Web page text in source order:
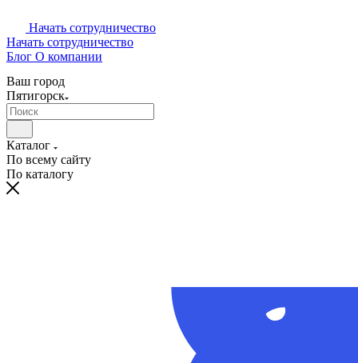
Начать сотрудничество
Начать сотрудничество
Блог О компании
Ваш город
Пятигорск
Каталог
По всему сайту
По каталогу